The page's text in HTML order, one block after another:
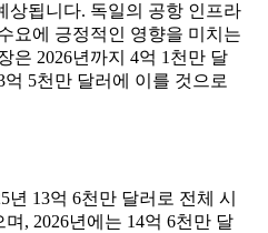
상됩니다. 독일의 공항 인프라
요에 긍정적인 영향을 미치는
은 2026년까지 4억 1천만 달
5천만 달러에 이를 것으로
13억 6천만 달러로 전체 시
, 2026년에는 14억 6천만 달